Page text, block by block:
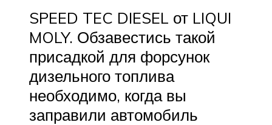
SPEED TEC DIESEL от LIQUI
MOLY. Обзавестись такой
присадкой для форсунок
дизельного топлива
необходимо, когда вы
заправили автомобиль